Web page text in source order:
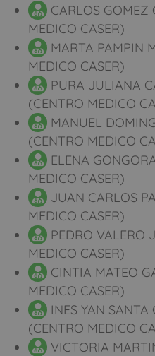
CARLOS GOMEZ
MEDICO CASER)
MARTA PAMPIN
MEDICO CASER)
PURA JULIANA
(CENTRO MEDICO
MANUEL
(CENTRO MEDICO
ELENA
MEDICO CASER)
JUAN CARLOS
MEDICO CASER)
PEDRO VALERO
MEDICO CASER)
CINTIA MATEO
MEDICO CASER)
INES YAN
(CENTRO MEDICO
VICTORIA